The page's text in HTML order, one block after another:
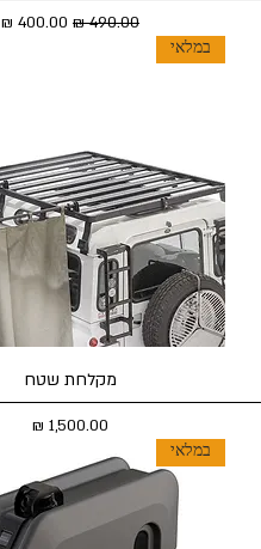
מחיר רגיל מחיר מבצע
במלאי
מקלחת שטח
מחיר
במלאי